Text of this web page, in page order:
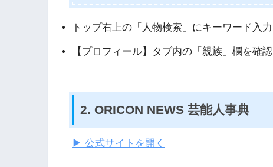
トップ右上の「人物検索」にキーワード入力
【プロフィール】タブ内の「親族」欄を確認
2. ORICON NEWS 芸能人事典
▶ 公式サイトを開く